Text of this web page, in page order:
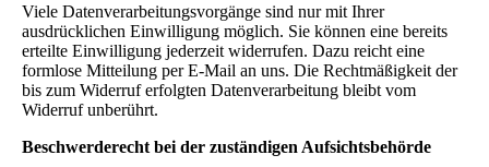
Viele Datenverarbeitungsvorgänge sind nur mit Ihrer
ausdrücklichen Einwilligung möglich. Sie können eine bereits
erteilte Einwilligung jederzeit widerrufen. Dazu reicht eine
formlose Mitteilung per E-Mail an uns. Die Rechtmäßigkeit der
bis zum Widerruf erfolgten Datenverarbeitung bleibt vom
Widerruf unberührt.
Beschwerderecht bei der zuständigen Aufsichtsbehörde